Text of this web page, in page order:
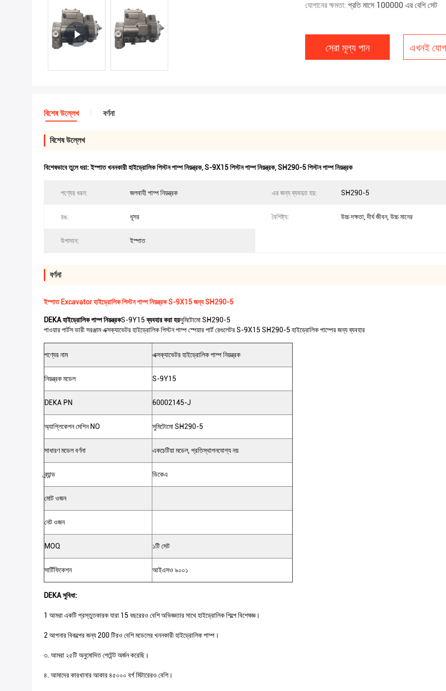
যোগানের ক্ষমতা: প্রতি মাসে 100000 এর বেশি সেট
সেরা মূল্য পান এখনই
বিশেষ উল্লেখ বর্ণনা
বিশেষ উল্লেখ
বিশেষভাবে তুলে ধরা:ইস্পাত খননকারী হাইড্রোলিক পিস্টন পাম্প নিয়ন্ত্রক,S-9X15 পিস্টন পাম্প নিয়ন্ত্রক,SH290-5 পিস্টন পাম্প নিয়ন্ত্রক
পণ্যের ধরন: জলবাহী পাম্প নিয়ন্ত্রক এর জন্য ব্যবহৃত হয়: SH290-5
রঙ: ধূসর বৈশিষ্ট্য: উচ্চ দক্ষতা, দীর্ঘ জীবন, উচ্চ মানের
উপাদান: ইস্পাত
বর্ণনা
ইস্পাত Excavator হাইড্রোলিক পিস্টন পাম্প নিয়ন্ত্রক S-9X15 জন্য SH290-5
DEKA হাইড্রোলিক পাম্প নিয়ন্ত্রকS-9Y15 ব্যবহার করা হয়সুমিটোমো SH290-5
পাওয়ার পার্টস ভারী সরঞ্জাম এক্সক্যাভেটর হাইড্রোলিক পিস্টন পাম্প স্পেয়ার পার্ট রেগুলেটর S-9X15 SH290-5 হাইড্রোলিক পাম্পের জন্য ব্যবহার
পণ্যের নাম এক্সক্যাভেটর হাইড্রোলিক পাম্প নিয়ন্ত্রক
নিয়ন্ত্রক মডেল S-9Y15
DEKA PN 60002145-J
অ্যাপ্লিকেশন মেশিন NO সুমিটোমো SH290-5
সাধারণ মডেল বর্ণনা একচেটিয়া মডেল, প্রতিস্থাপনযোগ্য নয়
ব্র্যান্ড ডিকেএ
মোট ওজন
নেট ওজন
MOQ ১টি সেট
সার্টিফিকেশন আইএসও ৯০০১
DEKA সুবিধা:
1 আমরা একটি প্রস্তুতকারক যারা 15 বছরেরও বেশি অভিজ্ঞতার সাথে হাইড্রোলিক শিল্পে বিশেষজ্ঞ।
2 আপনার বিকল্পের জন্য 200 টিরও বেশি মডেলের খননকারী হাইড্রোলিক পাম্প।
৩. আমরা ২৫টি অনুমোদিত পেটেন্ট অর্জন করেছি।
৪. আমাদের কারখানার আকার ৪৫০০০ বর্গ মিটারেরও বেশি।